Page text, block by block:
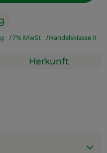
7% MwSt Handelsklasse II
Herkunft